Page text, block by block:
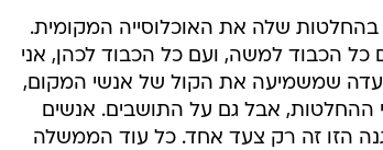
לא שיתפה בהחלטות שלה את האוכלוסייה המקומית.
הכבוד למשה, ועם כל הכבוד לכהן, אני
שמשמיעה את הקול של אנשי המקום,
אבל גם על התושבים. אנשים
הזו זה רק צעד אחד. כל עוד הממשלה